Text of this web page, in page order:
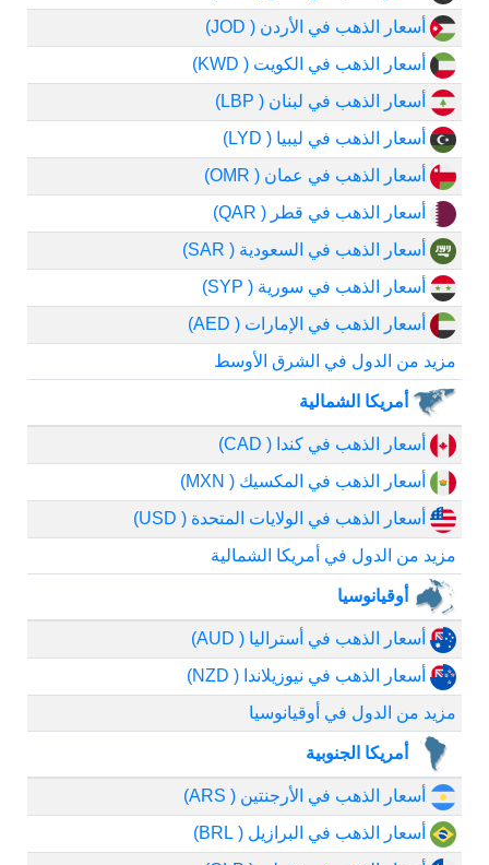
أسعار الذهب في الأردن ( JOD)
أسعار الذهب في الكويت ( KWD)
أسعار الذهب في لبنان ( LBP)
أسعار الذهب في ليبيا ( LYD)
أسعار الذهب في عمان ( OMR)
أسعار الذهب في قطر ( QAR)
أسعار الذهب في السعودية ( SAR)
أسعار الذهب في سورية ( SYP)
أسعار الذهب في الإمارات ( AED)
مزيد من الدول في الشرق الأوسط
أمريكا الشمالية
أسعار الذهب في كندا ( CAD)
أسعار الذهب في المكسيك ( MXN)
أسعار الذهب في الولايات المتحدة ( USD)
مزيد من الدول في أمريكا الشمالية
أوقيانوسيا
أسعار الذهب في أستراليا ( AUD)
أسعار الذهب في نيوزيلاندا ( NZD)
مزيد من الدول في أوقيانوسيا
أمريكا الجنوبية
أسعار الذهب في الأرجنتين ( ARS)
أسعار الذهب في البرازيل ( BRL)